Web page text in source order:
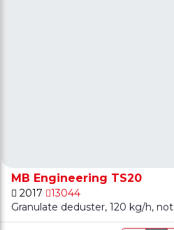
MB Engineering TS20
2017
13044
Granulate deduster, 120 kg/h,